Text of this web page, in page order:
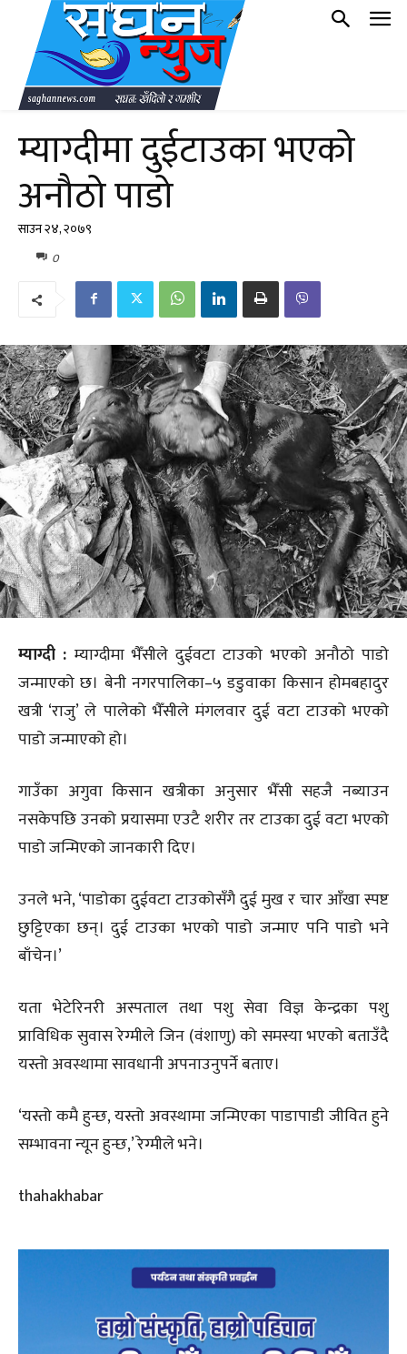
म्याग्दीमा दुईटाउका भएको
अनौठो पाडो
साउन २४, २०७९
0
म्याग्दी : म्याग्दीमा भैँसीले दुईवटा टाउको भएको अनौठो पाडो
जन्माएको छ। बेनी नगरपालिका–५ डडुवाका किसान होमबहादुर
खत्री ‘राजु’ ले पालेको भैँसीले मंगलवार दुई वटा टाउको भएको
पाडो जन्माएको हो।
गाउँका अगुवा किसान खत्रीका अनुसार भैँसी सहजै नब्याउन
नसकेपछि उनको प्रयासमा एउटै शरीर तर टाउका दुई वटा भएको
पाडो जन्मिएको जानकारी दिए।
उनले भने, ‘पाडाेका दुईवटा टाउकाेसँगै दुई मुख र चार आँखा स्पष्ट
छुट्टिएका छन्। दुई टाउका भएको पाडो जन्माए पनि पाडो भने
बाँचेन।’
यता भेटेरिनरी अस्पताल तथा पशु सेवा विज्ञ केन्द्रका पशु
प्राविधिक सुवास रेग्मीले जिन (वंशाणु) को समस्या भएको बताउँदै
यस्तो अवस्थामा सावधानी अपनाउनुपर्ने बताए।
‘यस्तो कमै हुन्छ, यस्तो अवस्थामा जन्मिएका पाडापाडी जीवित हुने
सम्भावना न्यून हुन्छ‚’ रेग्मीले भने।
thahakhabar